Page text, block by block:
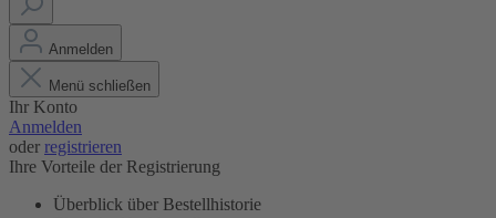
Anmelden
Menü schließen
Ihr Konto
Anmelden
oder registrieren
Ihre Vorteile der Registrierung
Überblick über Bestellhistorie